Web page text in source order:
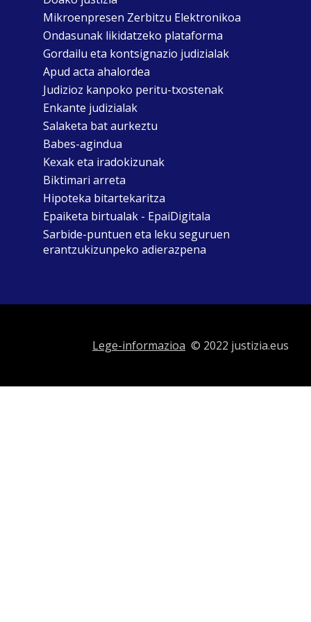
Mikroenpresen Zerbitzu Elektronikoa
Ondasunak likidatzeko plataforma
Gordailu eta kontsignazio judizialak
Apud acta ahalordea
Judizioz kanpoko peritu-txostenak
Enkante judizialak
Salaketa bat aurkeztu
Babes-agindua
Kexak eta iradokizunak
Biktimari arreta
Hipoteka bitartekaritza
Epaiketa birtualak - EpaiDigitala
Sarbide-puntuen eta leku seguruen
erantzukizunpeko adierazpena
Lege-informazioa © 2022 justizia.eus